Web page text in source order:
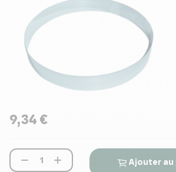
9,34 €
  Ajouter au